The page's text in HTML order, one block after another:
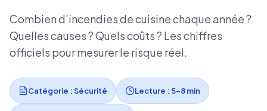
Combien d'incendies de cuisine chaque année ?
Quelles causes ? Quels coûts ? Les chiffres
officiels pour mesurer le risque réel.
Catégorie : Sécurité Lecture : 5-8 min